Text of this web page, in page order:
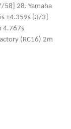
58] 28. Yamaha
+4.359s [3/3]
4.767s
(RC16) 2m